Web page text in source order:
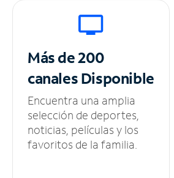
Más de 200
canalesDisponible
Encuentra una amplia
selección de deportes,
noticias, películas y los
favoritos de la familia.